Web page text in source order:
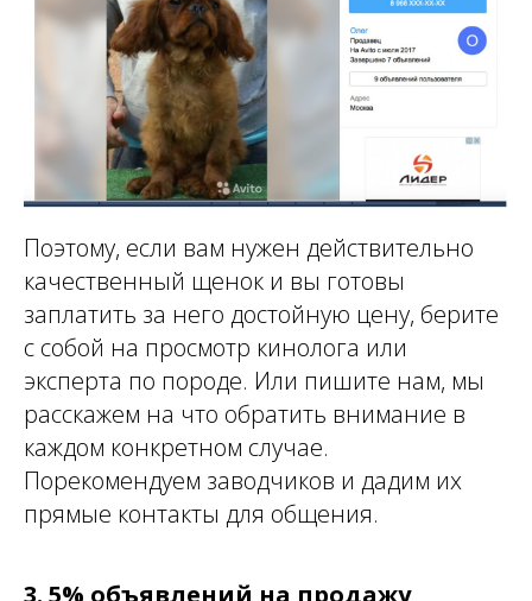
Поэтому, если вам нужен действительно
качественный щенок и вы готовы
заплатить за него достойную цену, берите
с собой на просмотр кинолога или
эксперта по породе. Или пишите нам, мы
расскажем на что обратить внимание в
каждом конкретном случае.
Порекомендуем заводчиков и дадим их
прямые контакты для общения.
3. 5% объявлений на продажу